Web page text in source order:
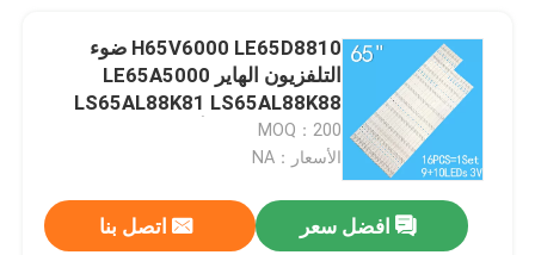
H65V6000 LE65D8810 ضوء
التلفزيون الهاير LE65A5000
LS65AL88K81 LS65AL88K88
LED65D9-03 ((أ))
MOQ：200
الأسعار：NA
افضل سعر اتصل بنا